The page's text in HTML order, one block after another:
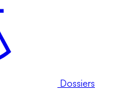
Dossiers